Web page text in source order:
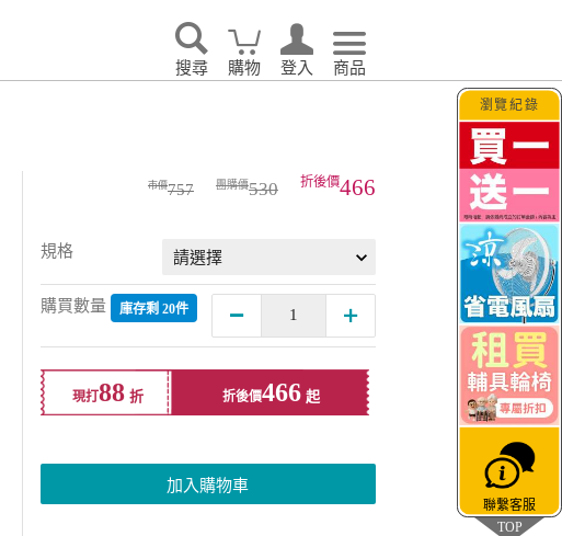
搜尋 購物 登入 商品
757 530 466
規格
購買數量 庫存剩 20件
現打88 折後價466
加入購物車
瀏覽紀錄
聯繫客服
TOP